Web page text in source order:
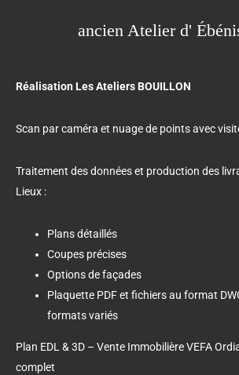
ancien Atelier d'
Réalisation Les Ateliers BOUILLON
Scan par caméra et nuage de points avec
Traitement des données et production des
Lieux :
Plans détaillés
Coupes précises
Options de façades
Plaquette PDF et fichiers au format
formats variés
Plan EDL & 3D – Vente Immobilière VEFA
complet